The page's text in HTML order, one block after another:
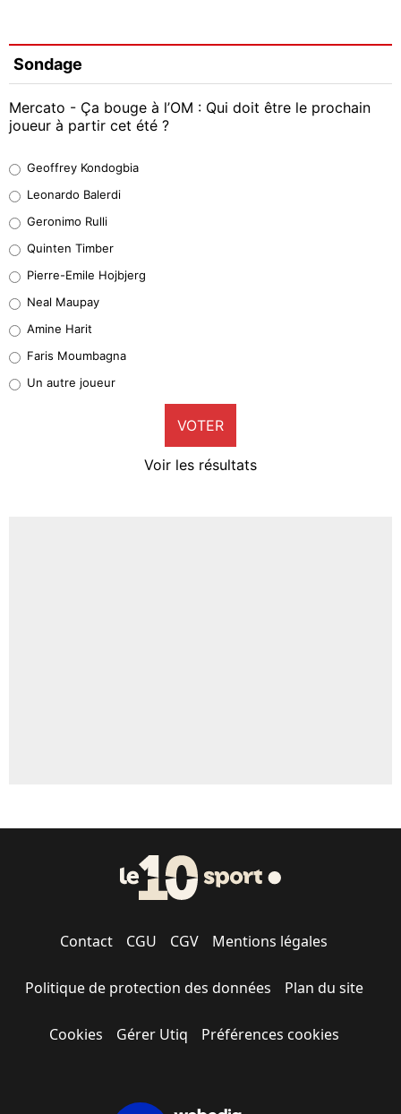
Sondage
Mercato - Ça bouge à l’OM : Qui doit être le prochain
joueur à partir cet été ?
38%
32%
5%
1%
9%
Geoffrey Kondogbia
Leonardo Balerdi
Geronimo Rulli
Quinten Timber
Pierre-Emile Hojbjerg
Neal Maupay
Amine Harit
Faris Moumbagna
Un autre joueur
VOTER
Voir les résultats
Contact CGU CGV Mentions légales
Politique de protection des données Plan du site
Cookies Gérer Utiq Préférences cookies